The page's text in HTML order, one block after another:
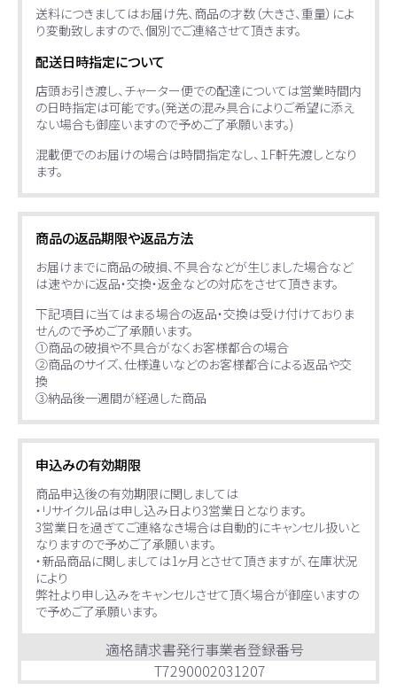
送料につきましてはお届け先、商品の才数（大きさ、重量）によ
り変動致しますので、個別でご連絡させて頂きます。
配送日時指定について
店頭お引き渡し、チャーター便での配達については営業時間内
の日時指定は可能です。(発送の混み具合によりご希望に添え
ない場合も御座いますので予めご了承願います。)
混載便でのお届けの場合は時間指定なし、１F軒先渡しとなり
ます。
商品の返品期限や返品方法
お届けまでに商品の破損、不具合などが生じました場合など
は速やかに返品・交換・返金などの対応をさせて頂きます。
下記項目に当てはまる場合の返品・交換は受け付けておりま
せんので予めご了承願います。
①商品の破損や不具合がなくお客様都合の場合
②商品のサイズ、仕様違いなどのお客様都合による返品や交
換
③納品後一週間が経過した商品
申込みの有効期限
商品申込後の有効期限に関しましては
・リサイクル品は申し込み日より3営業日となります。
3営業日を過ぎてご連絡なき場合は自動的にキャンセル扱いと
なりますので予めご了承願います。
・新品商品に関しましては1ヶ月とさせて頂きますが、在庫状況
により
弊社より申し込みをキャンセルさせて頂く場合が御座いますの
で予めご了承願います。
適格請求書発行事業者登録番号
T7290002031207